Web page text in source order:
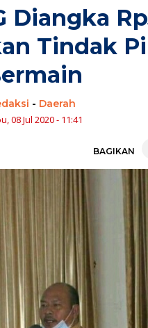
Diangka
Tindak
- Daerah
08 Jul 2020 - 11:41
BAGIKAN